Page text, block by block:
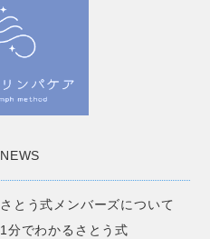
NEWS
さとう式メンバーズについて
1分でわかるさとう式